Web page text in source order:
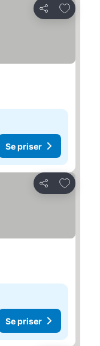
Dela
Lägg till
Se priser
Dela
Lägg till
Se priser